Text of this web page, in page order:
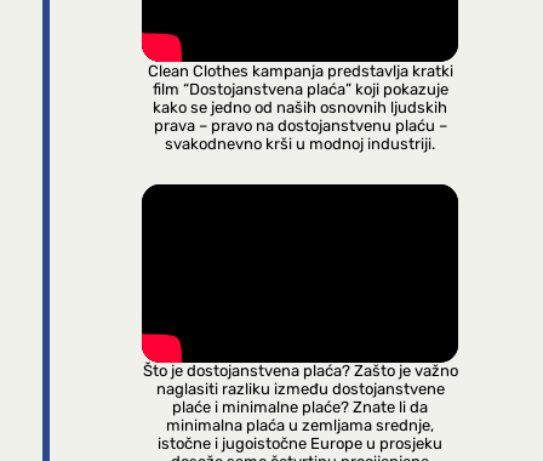
Clean Clothes kampanja predstavlja kratki
film “Dostojanstvena plaća” koji pokazuje
kako se jedno od naših osnovnih ljudskih
prava – pravo na dostojanstvenu plaću –
svakodnevno krši u modnoj industriji.
Što je dostojanstvena plaća? Zašto je važno
naglasiti razliku između dostojanstvene
plaće i minimalne plaće? Znate li da
minimalna plaća u zemljama srednje,
istočne i jugoistočne Europe u prosjeku